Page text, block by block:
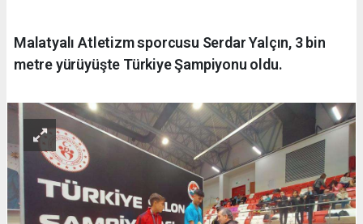
Malatyalı Atletizm sporcusu Serdar Yalçın, 3 bin
metre yürüyüşte Türkiye Şampiyonu oldu.